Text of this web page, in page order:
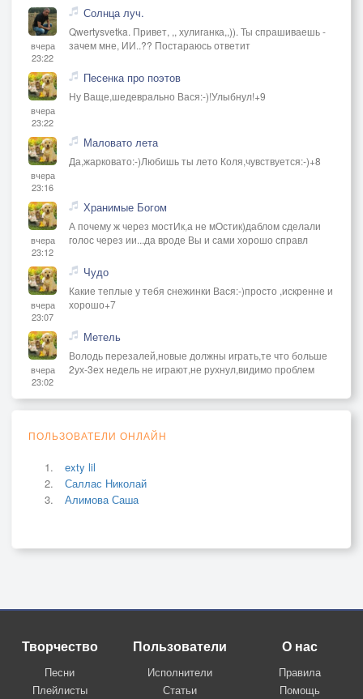
вчера
23:22
Солнца луч.
Qwertysvetka. Привет, ,, хулиганка,,)). Ты спрашиваешь -
зачем мне, ИИ..?? Постараюсь ответит
вчера
23:22
Песенка про поэтов
Ну Ваще,шедеврально Вася:-)!Улыбнул!+9
вчера
23:16
Маловато лета
Да,жарковато:-)Любишь ты лето Коля,чувствуется:-)+8
вчера
23:12
Хранимые Богом
А почему ж через мостИк,а не мОстик)даблом сделали
голос через ии...да вроде Вы и сами хорошо справл
вчера
23:07
Чудо
Какие теплые у тебя снежинки Вася:-)просто ,искренне и
хорошо+7
вчера
23:02
Метель
Володь перезалей,новые должны играть,те что больше
2ух-3ех недель не играют,не рухнул,видимо проблем
ПОЛЬЗОВАТЕЛИ ОНЛАЙН
exty lil
Саллас Николай
Алимова Саша
Творчество
Песни
Плейлисты
Пользователи
Исполнители
Статьи
О нас
Правила
Помощь